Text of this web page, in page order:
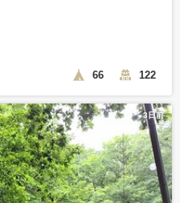
66 122
3日前